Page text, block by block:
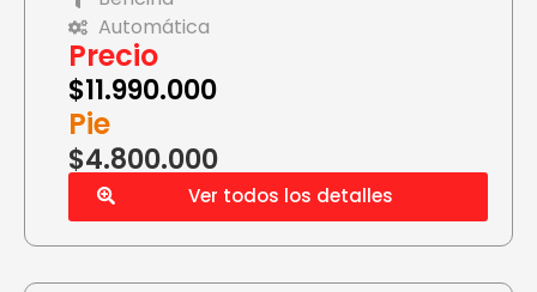
Automática
Precio
$11.990.000
Pie
$4.800.000
Ver todos los detalles